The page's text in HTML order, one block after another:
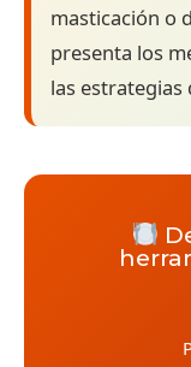
masticación o
presenta los
las